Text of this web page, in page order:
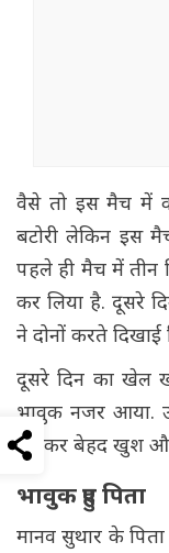
वैसे तो इस मैच में
बटोरी लेकिन इस
पहले ही मैच में तीन
कर लिया है. दूसरे
ने दोनों करते दिखाई
दूसरे दिन का खेल
भावुक नजर आया.
देखकर बेहद खुश
भावुक हुए पिता
मानव सुथार के